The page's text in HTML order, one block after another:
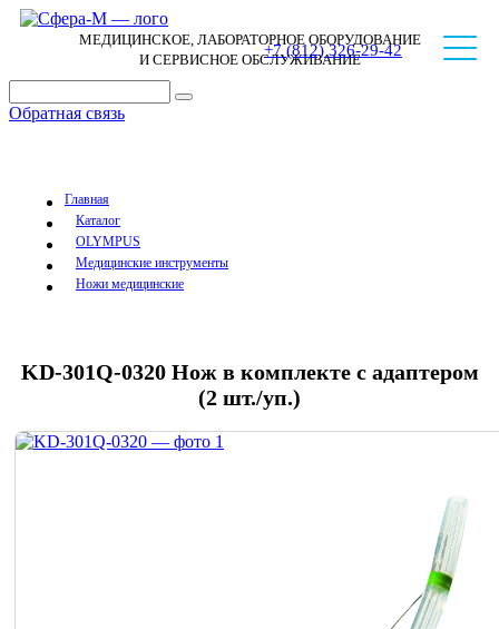
МЕДИЦИНСКОЕ, ЛАБОРАТОРНОЕ ОБОРУДОВАНИЕ
И СЕРВИСНОЕ ОБСЛУЖИВАНИЕ
+7 (812) 326-29-42
Обратная связь
Главная
Каталог
OLYMPUS
Медицинские инструменты
Ножи медицинские
KD-301Q-0320 Нож в комплекте с адаптером
(2 шт./уп.)